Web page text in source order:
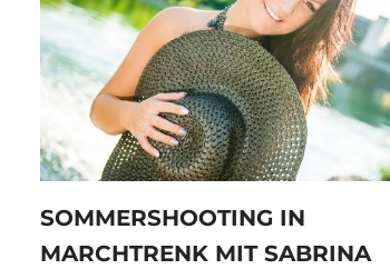
SOMMERSHOOTING IN
MARCHTRENK MIT SABRINA